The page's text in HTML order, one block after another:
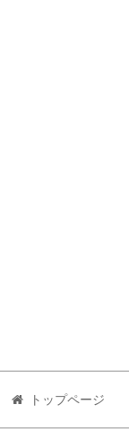
トップページ